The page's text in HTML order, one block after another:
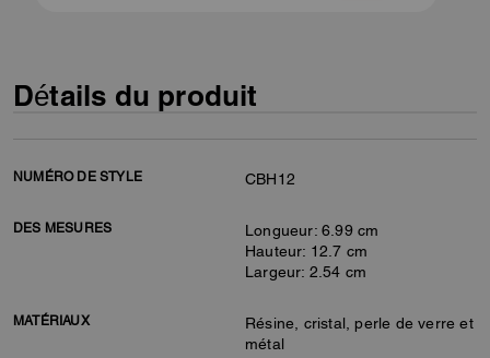
Détails du produit
NUMÉRO DE STYLE CBH12
DES MESURES
Longueur: 6.99 cm
Hauteur: 12.7 cm
Largeur: 2.54 cm
MATÉRIAUX
Résine, cristal, perle de verre et
métal